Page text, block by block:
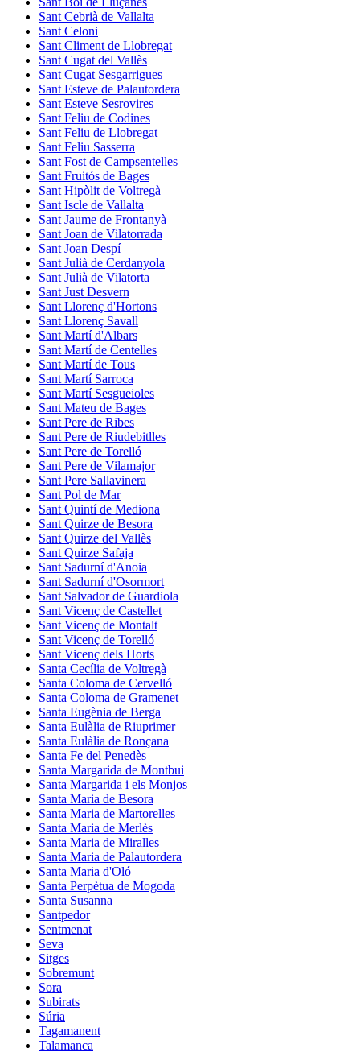
Sant Cebrià de Vallalta
Sant Celoni
Sant Climent de Llobregat
Sant Cugat del Vallès
Sant Cugat Sesgarrigues
Sant Esteve de Palautordera
Sant Esteve Sesrovires
Sant Feliu de Codines
Sant Feliu de Llobregat
Sant Feliu Sasserra
Sant Fost de Campsentelles
Sant Fruitós de Bages
Sant Hipòlit de Voltregà
Sant Iscle de Vallalta
Sant Jaume de Frontanyà
Sant Joan de Vilatorrada
Sant Joan Despí
Sant Julià de Cerdanyola
Sant Julià de Vilatorta
Sant Just Desvern
Sant Llorenç d'Hortons
Sant Llorenç Savall
Sant Martí d'Albars
Sant Martí de Centelles
Sant Martí de Tous
Sant Martí Sarroca
Sant Martí Sesgueioles
Sant Mateu de Bages
Sant Pere de Ribes
Sant Pere de Riudebitlles
Sant Pere de Torelló
Sant Pere de Vilamajor
Sant Pere Sallavinera
Sant Pol de Mar
Sant Quintí de Mediona
Sant Quirze de Besora
Sant Quirze del Vallès
Sant Quirze Safaja
Sant Sadurní d'Anoia
Sant Sadurní d'Osormort
Sant Salvador de Guardiola
Sant Vicenç de Castellet
Sant Vicenç de Montalt
Sant Vicenç de Torelló
Sant Vicenç dels Horts
Santa Cecília de Voltregà
Santa Coloma de Cervelló
Santa Coloma de Gramenet
Santa Eugènia de Berga
Santa Eulàlia de Riuprimer
Santa Eulàlia de Ronçana
Santa Fe del Penedès
Santa Margarida de Montbui
Santa Margarida i els Monjos
Santa Maria de Besora
Santa Maria de Martorelles
Santa Maria de Merlès
Santa Maria de Miralles
Santa Maria de Palautordera
Santa Maria d'Oló
Santa Perpètua de Mogoda
Santa Susanna
Santpedor
Sentmenat
Seva
Sitges
Sobremunt
Sora
Subirats
Súria
Tagamanent
Talamanca